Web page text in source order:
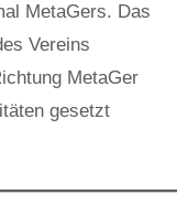
MetaGers. Das
Vereins
MetaGer
gesetzt